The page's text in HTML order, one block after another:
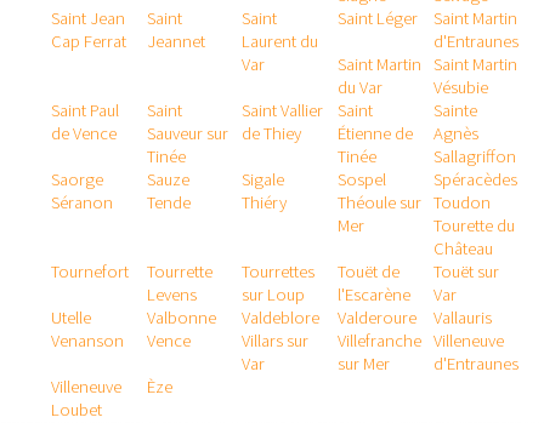
Saint Jean
Cap Ferrat
Saint
Jeannet
Saint
Laurent du
Var
Saint Léger
Saint Martin
d'Entraunes
Saint Martin
du Var
Saint Martin
Vésubie
Saint Paul
de Vence
Saint
Sauveur sur
Tinée
Saint Vallier
de Thiey
Saint
Étienne de
Tinée
Sainte
Agnès
Sallagriffon
Saorge
Sauze Sigale Sospel
Spéracèdes
Séranon
Tende Thiéry
Théoule sur
Mer
Toudon
Tourette du
Château
Tournefort
Tourrette
Levens
Tourrettes
sur Loup
Touët de
l'Escarène
Touët sur
Var
Utelle
Valbonne Valdeblore Valderoure
Vallauris
Venanson
Vence
Villars sur
Var
Villefranche
sur Mer
Villeneuve
d'Entraunes
Villeneuve
Loubet
Èze